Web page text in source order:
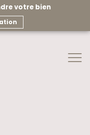
votre bien